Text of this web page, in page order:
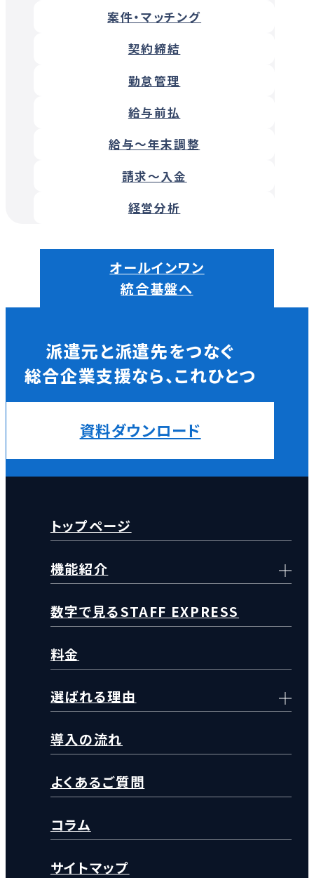
案件・マッチング
契約締結
勤怠管理
給与前払
給与～年末調整
請求～入金
経営分析
オールインワン
統合基盤へ
派遣元と派遣先をつなぐ
総合企業支援なら、これひとつ
資料ダウンロード
トップページ
機能紹介
数字で見るSTAFF EXPRESS
料金
選ばれる理由
導入の流れ
よくあるご質問
コラム
サイトマップ